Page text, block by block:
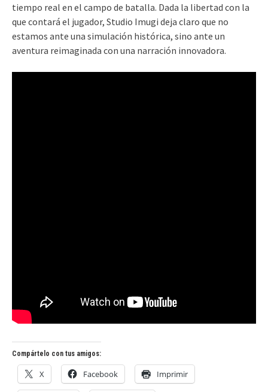
tiempo real en el campo de batalla. Dada la libertad con la
que contará el jugador, Studio Imugi deja claro que no
estamos ante una simulación histórica, sino ante un
aventura reimaginada con una narración innovadora.
Compártelo con tus amigos:
X Facebook Imprimir